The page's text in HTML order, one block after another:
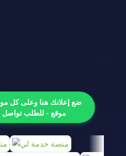
موقع - للطلب تواصل